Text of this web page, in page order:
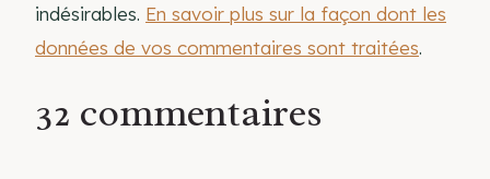
indésirables. En savoir plus sur la façon dont les
données de vos commentaires sont traitées.
32 commentaires